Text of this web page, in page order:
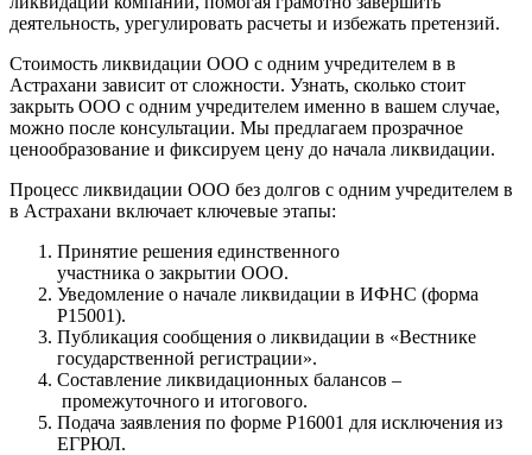
деятельность, урегулировать расчеты и избежать претензий.
Стоимость ликвидации ООО с одним учредителем в в
Астрахани зависит от сложности. Узнать, сколько стоит
закрыть ООО с одним учредителем именно в вашем случае,
можно после консультации. Мы предлагаем прозрачное
ценообразование и фиксируем цену до начала ликвидации.
Процесс ликвидации ООО без долгов с одним учредителем в
в Астрахани включает ключевые этапы:
Принятие решения единственного
участника о закрытии ООО.
Уведомление о начале ликвидации в ИФНС (форма
Р15001).
Публикация сообщения о ликвидации в «Вестнике
государственной регистрации».
Составление ликвидационных балансов –
промежуточного и итогового.
Подача заявления по форме Р16001 для исключения из
ЕГРЮЛ.